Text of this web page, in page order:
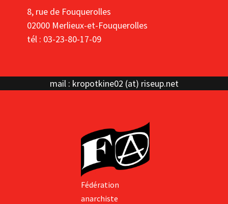
8, rue de Fouquerolles
02000 Merlieux-et-Fouquerolles
tél : 03-23-80-17-09
mail : kropotkine02 (at) riseup.net
Fédération
anarchiste